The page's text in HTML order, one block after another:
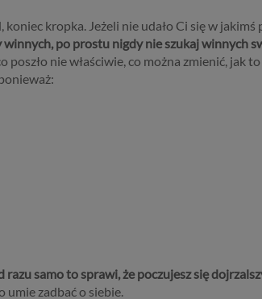
kropka. Jeżeli nie udało Ci się w
po prostu nigdy nie szukaj winnych
poszło nie właściwie, co można zmienić, jak
samo to sprawi, że poczujesz się
umie zadbać o siebie.